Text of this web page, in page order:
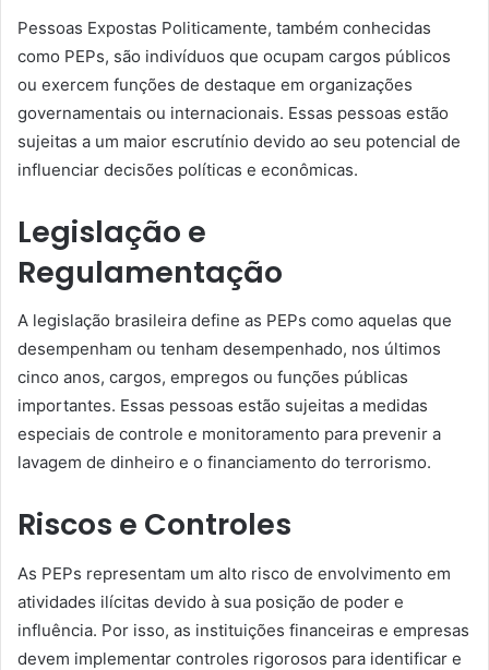
Pessoas Expostas Politicamente, também conhecidas
como PEPs, são indivíduos que ocupam cargos públicos
ou exercem funções de destaque em organizações
governamentais ou internacionais. Essas pessoas estão
sujeitas a um maior escrutínio devido ao seu potencial de
influenciar decisões políticas e econômicas.
Legislação e
Regulamentação
A legislação brasileira define as PEPs como aquelas que
desempenham ou tenham desempenhado, nos últimos
cinco anos, cargos, empregos ou funções públicas
importantes. Essas pessoas estão sujeitas a medidas
especiais de controle e monitoramento para prevenir a
lavagem de dinheiro e o financiamento do terrorismo.
Riscos e Controles
As PEPs representam um alto risco de envolvimento em
atividades ilícitas devido à sua posição de poder e
influência. Por isso, as instituições financeiras e empresas
devem implementar controles rigorosos para identificar e